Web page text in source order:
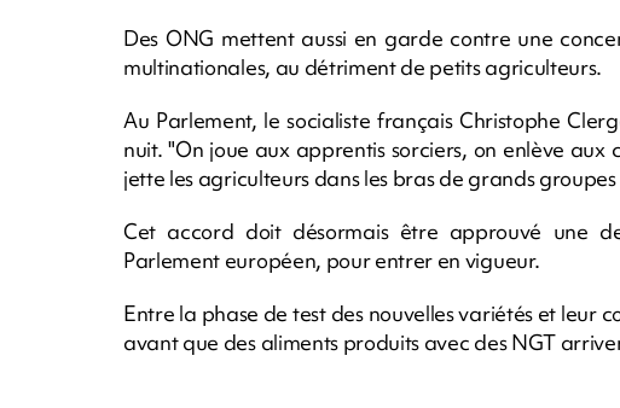
Des ONG mettent aussi en garde contre une
multinationales, au détriment de petits agriculteurs.
Au Parlement, le socialiste français Christophe
nuit. "On joue aux apprentis sorciers, on enlève
jette les agriculteurs dans les bras de grands
Cet accord doit désormais être approuvé une
Parlement européen, pour entrer en vigueur.
Entre la phase de test des nouvelles variétés et leur
avant que des aliments produits avec des NGT